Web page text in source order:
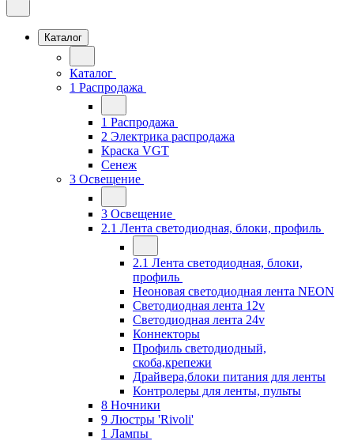
Каталог
Каталог
1 Распродажа
1 Распродажа
2 Электрика распродажа
Краска VGT
Сенеж
3 Освещение
3 Освещение
2.1 Лента светодиодная, блоки, профиль
2.1 Лента светодиодная, блоки,
профиль
Неоновая светодиодная лента NEON
Светодиодная лента 12v
Светодиодная лента 24v
Коннекторы
Профиль светодиодный,
скоба,крепежи
Драйвера,блоки питания для ленты
Контролеры для ленты, пульты
8 Ночники
9 Люстры 'Rivoli'
1 Лампы